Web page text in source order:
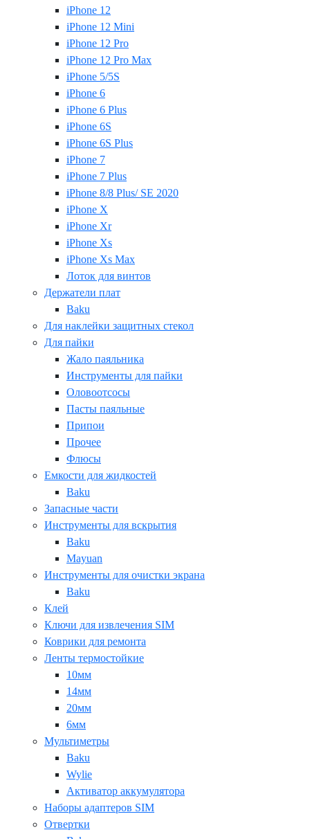
iPhone 12
iPhone 12 Mini
iPhone 12 Pro
iPhone 12 Pro Max
iPhone 5/5S
iPhone 6
iPhone 6 Plus
iPhone 6S
iPhone 6S Plus
iPhone 7
iPhone 7 Plus
iPhone 8/8 Plus/ SE 2020
iPhone X
iPhone Xr
iPhone Xs
iPhone Xs Max
Лоток для винтов
Держатели плат
Baku
Для наклейки защитных стекол
Для пайки
Жало паяльника
Инструменты для пайки
Оловоотсосы
Пасты паяльные
Припои
Прочее
Флюсы
Емкости для жидкостей
Baku
Запасные части
Инструменты для вскрытия
Baku
Mayuan
Инструменты для очистки экрана
Baku
Клей
Ключи для извлечения SIM
Коврики для ремонта
Ленты термостойкие
10мм
14мм
20мм
6мм
Мультиметры
Baku
Wylie
Активатор аккумулятора
Наборы адаптеров SIM
Отвертки